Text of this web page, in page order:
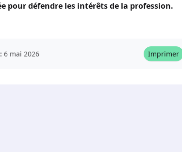
pour défendre les intérêts de la profession.
6 mai 2026 Imprimer